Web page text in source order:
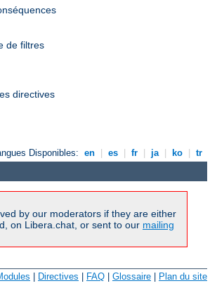
de filtres
directives
Disponibles: en es fr ja ko tr
by our moderators if they are either
on Libera.chat, or sent to our mailing
| Directives | FAQ | Glossaire | Plan du site